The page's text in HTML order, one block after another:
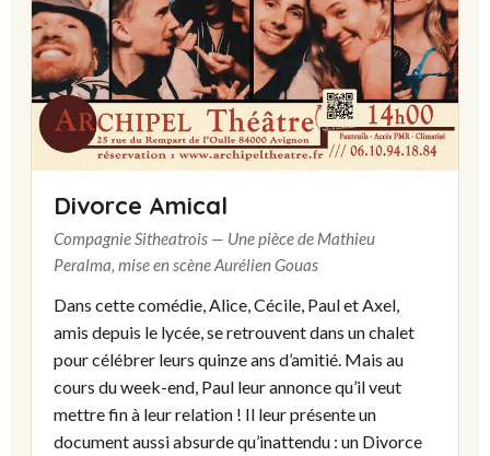
Divorce Amical
Compagnie Sitheatrois — Une pièce de Mathieu
Peralma, mise en scène Aurélien Gouas
Dans cette comédie, Alice, Cécile, Paul et Axel,
amis depuis le lycée, se retrouvent dans un chalet
pour célébrer leurs quinze ans d’amitié. Mais au
cours du week-end, Paul leur annonce qu’il veut
mettre fin à leur relation ! Il leur présente un
document aussi absurde qu’inattendu : un Divorce